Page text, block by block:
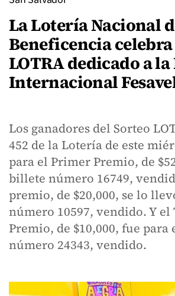
La Lotería Nacional
Beneficencia
LOTRA dedicado a
Internacional
Los ganadores del Sorteo
452 de la Lotería de este
para el Primer Premio, de
billete número 16749,
premio, de $20,000, se lo
número 10597, vendido. Y el
Premio, de $10,000, fue
número 24343, vendido.